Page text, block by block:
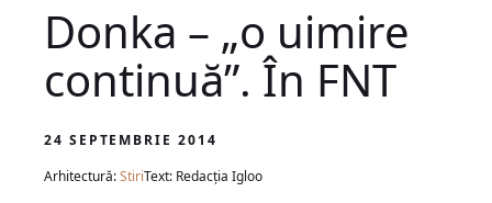
Donka – „o uimire
continuă”. În FNT
24 SEPTEMBRIE 2014
Arhitectură:StiriText: Redacția Igloo